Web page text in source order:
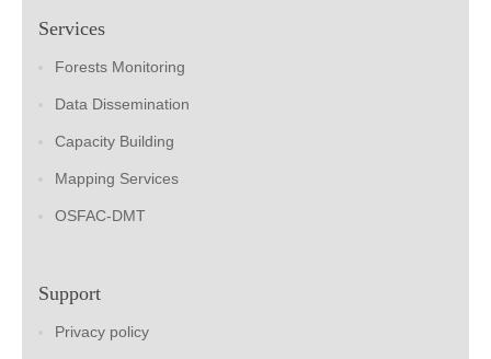
Services
Forests Monitoring
Data Dissemination
Capacity Building
Mapping Services
OSFAC-DMT
Support
Privacy policy